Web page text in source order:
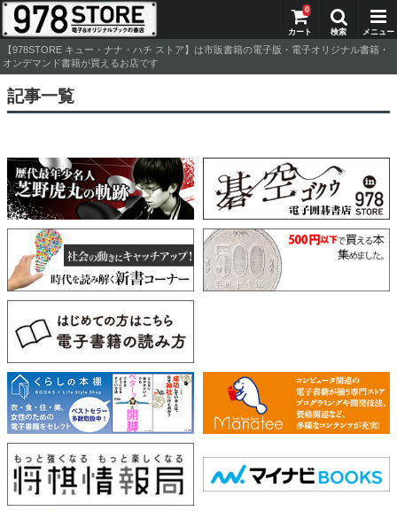
0
【978STORE キュー・ナナ・ハチ ストア】は市販書籍の電子版・電子オリジナル書籍・
オンデマンド書籍が買えるお店です
記事一覧